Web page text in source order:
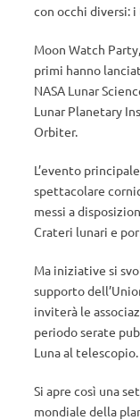
con occhi diversi:
Moon Watch
primi hanno
NASA Lunar
Lunar Planetary
Orbiter.
L’evento
spettacolare
messi a
Crateri lunari e
Ma iniziative si
supporto
inviterà le
periodo serate
Luna al telescopio.
Si apre così una
mondiale della